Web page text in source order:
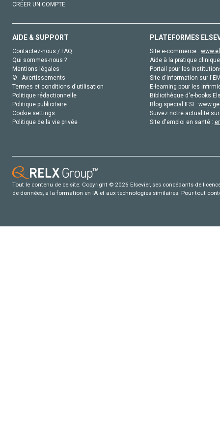
CRÉER UN COMPTE
AIDE & SUPPORT
Contactez-nous / FAQ
Qui sommes-nous ?
Mentions légales
© - Avertissements
Termes et conditions d'utilisation
Politique rédactionnelle
Politique publicitaire
Cookie settings
Politique de la vie privée
PLATEFORMES
Site e-commerce :
Aide à la pratique
Portail pour les
Site d'information sur
E-learning pour les
Bibliothèque d'e-books
Blog special IFSI :
Suivez notre actualité
Site d'emploi en santé :
Tout le contenu de ce site: Copyright © 2026 Elsevier, ses concédants de
de données, a la formation en IA et aux technologies similaires. Pour tout